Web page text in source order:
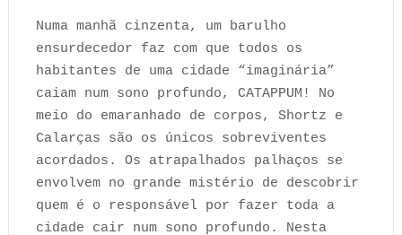
Numa manhã cinzenta, um barulho
ensurdecedor faz com que todos os
habitantes de uma cidade “imaginária”
caiam num sono profundo, CATAPPUM! No
meio do emaranhado de corpos, Shortz e
Calarças são os únicos sobreviventes
acordados. Os atrapalhados palhaços se
envolvem no grande mistério de descobrir
quem é o responsável por fazer toda a
cidade cair num sono profundo. Nesta